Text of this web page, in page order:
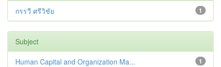
1
กรรวี ศรีวิชัย
Subject
1
Human Capital and Organization Ma...